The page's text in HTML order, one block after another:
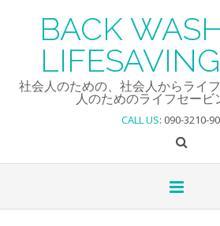
BACK
社会人のための、社会人からライ
人のためのライフセービ
CALL US: 090-3210-